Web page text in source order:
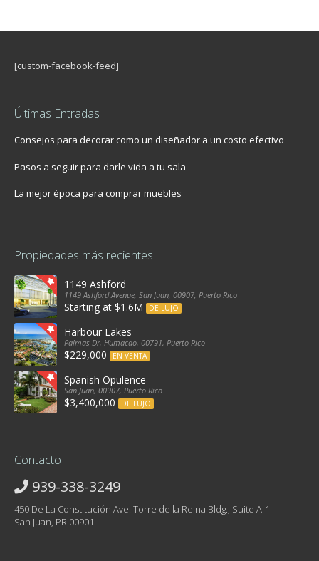
[custom-facebook-feed]
Últimas Entradas
Consejos para decorar como un diseñador a un costo efectivo
Pasos a seguir para darle vida a tu sala
La mejor época para comprar muebles
Propiedades más recientes
1149 Ashford
1149 Ashford Avenue, San Juan, 00907, Puerto Rico
Starting at $1.6M DE LUJO
Harbour Lakes
Palmas Dr, Humacao, 00791, Puerto Rico
$229,000 EN VENTA
Spanish Opulence
San Juan, 00907, Puerto Rico
$3,400,000 DE LUJO
Contacto
939-338-3249
450 De La Constitución Ave. Torre de la Reina Bldg., Suite A-1
San Juan, PR 00901